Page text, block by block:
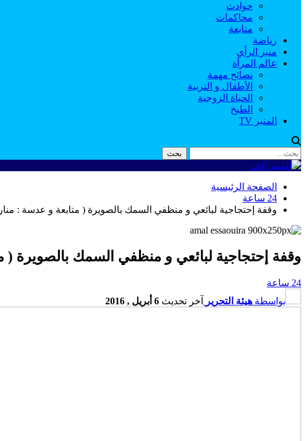
حوادث
محاكمات
متابعة
رياضة
منبر الرأي
عالم المرأة
نصائح مهمة
الأطفال و التربية
الحياة الزوجية
الطبخ
المنبر TV
الصفحة الرئيسية
24 ساعة
وقفة إحتجاجية لبائعي و منظفي السمك بالصويرة ( متابعة و عدسة :
وقفة إحتجاجية لبائعي و منظفي السمك بالصويرة (
24 ساعة
بواسطة هيئة التحرير آخر تحديث 6 أبريل , 2016